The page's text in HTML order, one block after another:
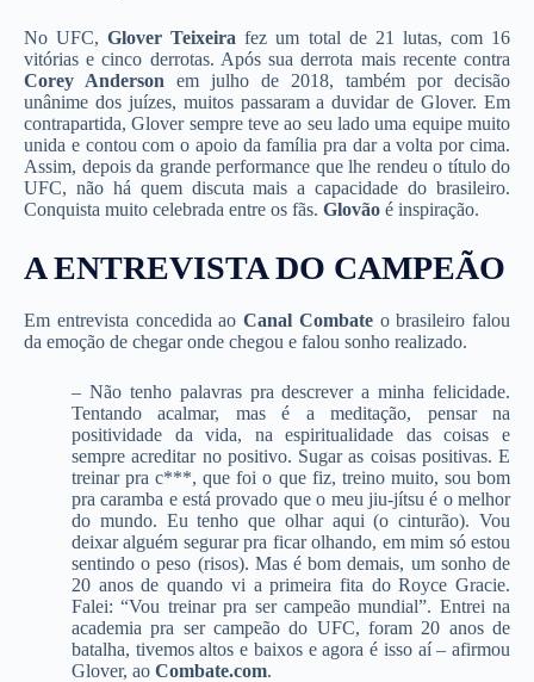
No UFC,Glover Teixeira fez um total de 21 lutas, com 16
vitórias e cinco derrotas. Após sua derrota mais recente contra
Corey Anderson em julho de 2018, também por decisão
unânime dos juízes, muitos passaram a duvidar de Glover. Em
contrapartida, Glover sempre teve ao seu lado uma equipe muito
unida e contou com o apoio da família pra dar a volta por cima.
Assim, depois da grande performance que lhe rendeu o título do
UFC, não há quem discuta mais a capacidade do brasileiro.
Conquista muito celebrada entre os fãs. Glovão é inspiração.
A ENTREVISTA DO CAMPEÃO
Em entrevista concedida ao Canal Combateo brasileiro falou
da emoção de chegar onde chegou e falou sonho realizado.
– Não tenho palavras pra descrever a minha felicidade.
Tentando acalmar, mas é a meditação, pensar na
positividade da vida, na espiritualidade das coisas e
sempre acreditar no positivo. Sugar as coisas positivas. E
treinar pra c***, que foi o que fiz, treino muito, sou bom
pra caramba e está provado que o meu jiu-jítsu é o melhor
do mundo. Eu tenho que olhar aqui (o cinturão). Vou
deixar alguém segurar pra ficar olhando, em mim só estou
sentindo o peso (risos). Mas é bom demais, um sonho de
20 anos de quando vi a primeira fita do Royce Gracie.
Falei: “Vou treinar pra ser campeão mundial”. Entrei na
academia pra ser campeão do UFC, foram 20 anos de
batalha, tivemos altos e baixos e agora é isso aí – afirmou
Glover, ao Combate.com.